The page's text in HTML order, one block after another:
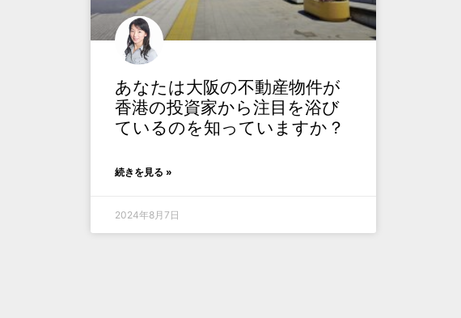
あなたは大阪の不動産物件が
香港の投資家から注目を浴び
ているのを知っていますか？
続きを見る »
2024年8月7日